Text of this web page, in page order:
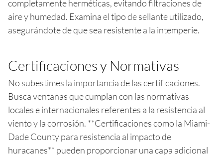
completamente herméticas, evitando filtraciones de
aire y humedad. Examina el tipo de sellante utilizado,
asegurándote de que sea resistente a la intemperie.
Certificaciones y Normativas
No subestimes la importancia de las certificaciones.
Busca ventanas que cumplan con las normativas
locales e internacionales referentes a la resistencia al
viento y la corrosión. **Certificaciones como la Miami-
Dade County para resistencia al impacto de
huracanes** pueden proporcionar una capa adicional